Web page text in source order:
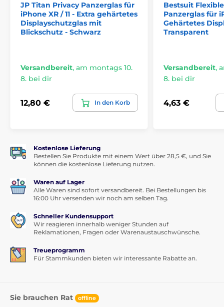
JP Titan Privacy Panzerglas für
iPhone XR / 11 - Extra gehärtetes
Displayschutzglas mit
Blickschutz - Schwarz
Versandbereit, am montags 10.
8. bei dir
12,80 € In den Korb
Bestsuit
Panzerglas für
Gehärtetes
Transparent
Versandbereit,
8. bei dir
4,63 €
Kostenlose Lieferung
Bestellen Sie Produkte mit einem Wert über 28,5 €, und Sie
können die kostenlose Lieferung nutzen.
Waren auf Lager
Alle Waren sind sofort versandbereit. Bei Bestellungen bis
16:00 Uhr versenden wir noch am selben Tag.
Schneller Kundensupport
Wir reagieren innerhalb weniger Stunden auf
Reklamationen, Fragen oder Warenaustauschwünsche.
Treueprogramm
Für Stammkunden bieten wir interessante Rabatte an.
Sie brauchen Rat offline